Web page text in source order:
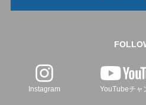
Instagram YouTubeチャ